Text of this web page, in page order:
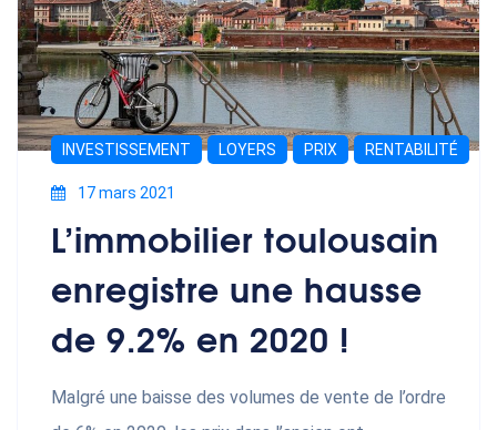
INVESTISSEMENT LOYERS PRIX RENTABILITÉ
17 mars 2021
L’immobilier toulousain
enregistre une hausse
de 9.2% en 2020 !
Malgré une baisse des volumes de vente de l’ordre